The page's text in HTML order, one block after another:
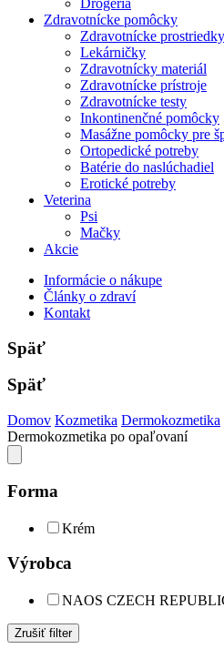
Drogéria
Zdravotnícke pomôcky
Zdravotnícke prostriedky
Lekárničky
Zdravotnícky materiál
Zdravotnícke prístroje
Zdravotnícke testy
Inkontinenčné pomôcky
Masážne pomôcky pre
Ortopedické potreby
Batérie do naslúchadiel
Erotické potreby
Veterina
Psi
Mačky
Akcie
Informácie o nákupe
Články o zdraví
Kontakt
Späť
Späť
Domov Kozmetika Dermokozmetika
Dermokozmetika po opaľovaní
Forma
Krém
Výrobca
NAOS CZECH
Zrušiť filter